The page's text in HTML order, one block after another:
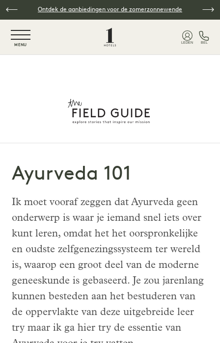
Overslaan naar hoofdinhoud
Ontdek de aanbiedingen voor de zomerzonnewende
MENU
LEDEN BEL
Ayurveda 101
Ik moet vooraf zeggen dat Ayurveda geen
onderwerp is waar je iemand snel iets over
kunt leren, omdat het het oorspronkelijke
en oudste zelfgenezingssysteem ter wereld
is, waarop een groot deel van de moderne
geneeskunde is gebaseerd. Je zou jarenlang
kunnen besteden aan het bestuderen van
de oppervlakte van deze uitgebreide leer
try maar ik ga hier try de essentie van